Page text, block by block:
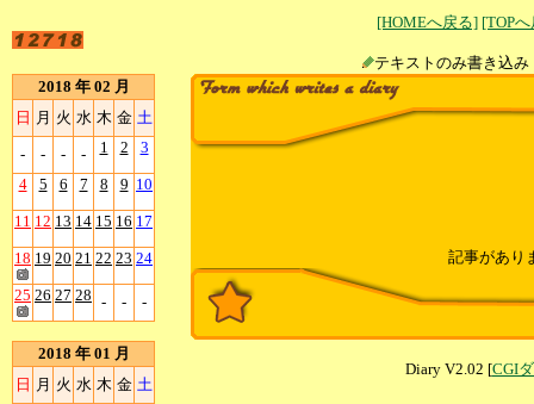
[HOMEへ戻る] [TOP
テキストのみ書
2018 年 02 月
日 月 火 水 木 金 土
- - - - 1 2 3
4 5 6 7 8 9 10
11 12 13 14 15 16 17
18 19 20 21 22 23 24
25 26 27 28 - - -
2018 年 01 月
日 月 火 水 木 金 土
記事があり
Diary V2.02 [CGI